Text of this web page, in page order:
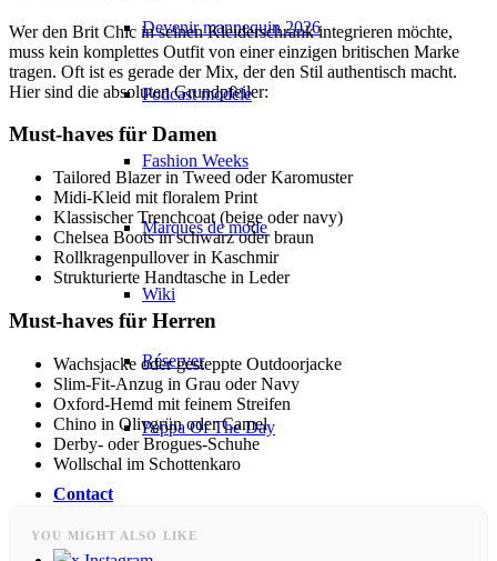
Devenir mannequin 2026
Podcast modèle
Fashion Weeks
Marques de mode
Wiki
Réserver
Peppa Of The Day
Contact
Wer den Brit Chic in seinen Kleiderschrank integrieren möchte,
muss kein komplettes Outfit von einer einzigen britischen Marke
tragen. Oft ist es gerade der Mix, der den Stil authentisch macht.
Hier sind die absoluten Grundpfeiler:
Must-haves für Damen
Tailored Blazer in Tweed oder Karomuster
Midi-Kleid mit floralem Print
Klassischer Trenchcoat (beige oder navy)
Chelsea Boots in schwarz oder braun
Rollkragenpullover in Kaschmir
Strukturierte Handtasche in Leder
Must-haves für Herren
Wachsjacke oder gesteppte Outdoorjacke
Slim-Fit-Anzug in Grau oder Navy
Oxford-Hemd mit feinem Streifen
Chino in Olivgrün oder Camel
Derby- oder Brogues-Schuhe
Wollschal im Schottenkaro
YOU MIGHT ALSO LIKE